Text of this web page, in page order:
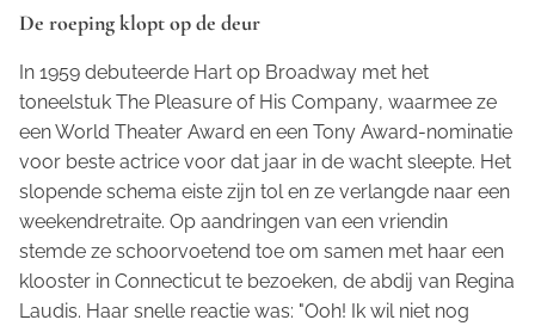
De roeping klopt op de deur
In 1959 debuteerde Hart op Broadway met het
toneelstuk The Pleasure of His Company, waarmee ze
een World Theater Award en een Tony Award-nominatie
voor beste actrice voor dat jaar in de wacht sleepte. Het
slopende schema eiste zijn tol en ze verlangde naar een
weekendretraite. Op aandringen van een vriendin
stemde ze schoorvoetend toe om samen met haar een
klooster in Connecticut te bezoeken, de abdij van Regina
Laudis. Haar snelle reactie was: "Ooh! Ik wil niet nog